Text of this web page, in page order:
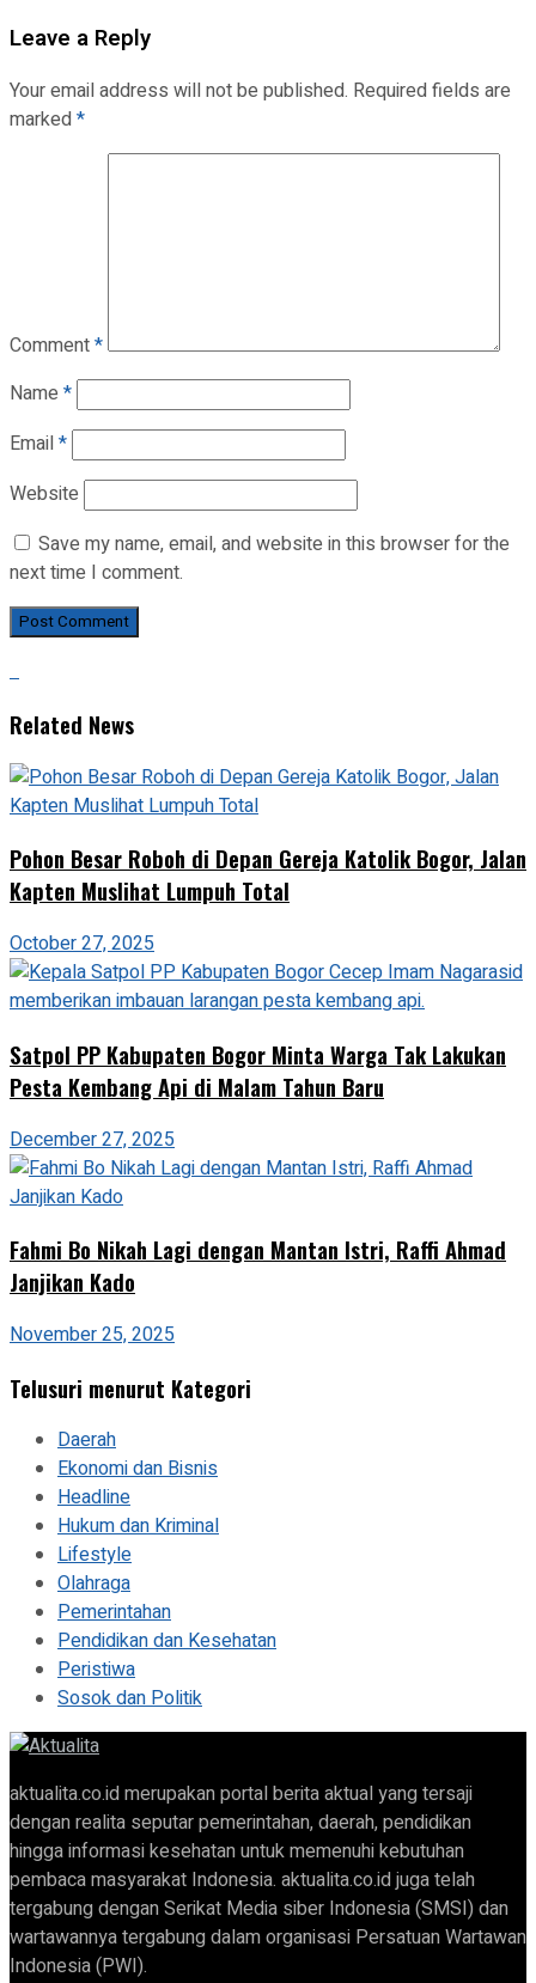
Leave a Reply
Your email address will not be published. Required fields are
marked*
Comment*
Name *
Email*
Website
Save my name, email, and website in this browser for the
next time I comment.
Related News
Pohon Besar Roboh di Depan Gereja Katolik Bogor, Jalan
Kapten Muslihat Lumpuh Total
October 27, 2025
Satpol PP Kabupaten Bogor Minta Warga Tak Lakukan
Pesta Kembang Api di Malam Tahun Baru
December 27, 2025
Fahmi Bo Nikah Lagi dengan Mantan Istri, Raffi Ahmad
Janjikan Kado
November 25, 2025
Telusuri menurut Kategori
Daerah
Ekonomi dan Bisnis
Headline
Hukum dan Kriminal
Lifestyle
Olahraga
Pemerintahan
Pendidikan dan Kesehatan
Peristiwa
Sosok dan Politik
aktualita.co.id merupakan portal berita aktual yang tersaji
dengan realita seputar pemerintahan, daerah, pendidikan
hingga informasi kesehatan untuk memenuhi kebutuhan
pembaca masyarakat Indonesia. aktualita.co.id juga telah
tergabung dengan Serikat Media siber Indonesia (SMSI) dan
wartawannya tergabung dalam organisasi Persatuan Wartawan
Indonesia (PWI).